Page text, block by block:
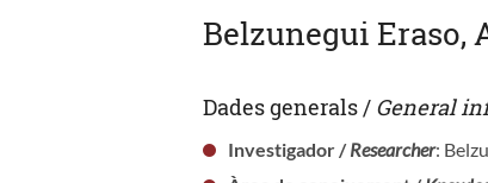
Belzunegui Eraso,
Dades generals / General
Investigador /Researcher: